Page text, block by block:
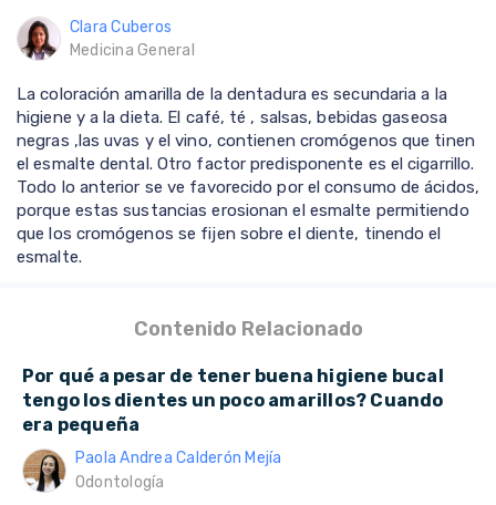
Clara Cuberos
Medicina General
La coloración amarilla de la dentadura es secundaria a la
higiene y a la dieta. El café, té , salsas, bebidas gaseosa
negras ,las uvas y el vino, contienen cromógenos que tinen
el esmalte dental. Otro factor predisponente es el cigarrillo.
Todo lo anterior se ve favorecido por el consumo de ácidos,
porque estas sustancias erosionan el esmalte permitiendo
que los cromógenos se fijen sobre el diente, tinendo el
esmalte.
Contenido Relacionado
Por qué a pesar de tener buena higiene bucal
tengo los dientes un poco amarillos? Cuando
era pequeña
Paola Andrea Calderón Mejía
Odontología